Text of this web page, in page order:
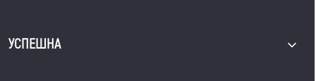
УСПЕШНА